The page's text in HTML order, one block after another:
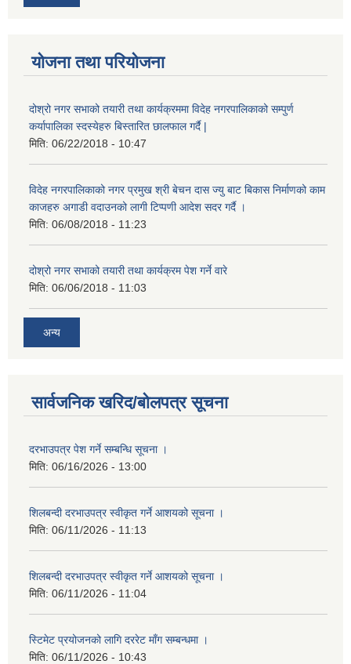
योजना तथा परियोजना
दोश्रो नगर सभाको तयारी तथा कार्यक्रममा विदेह नगरपालिकाको सम्पुर्ण
कर्यापालिका स्दस्येहरु बिस्तारित छालफाल गर्दै |
मिति: 06/22/2018 - 10:47
विदेह नगरपालिकाको नगर प्रमुख श्री बेचन दास ज्यु बाट बिकास निर्माणको काम
काजहरु अगाडी वदाउनको लागी टिप्पणी आदेश सदर गर्दै ।
मिति: 06/08/2018 - 11:23
दोश्रो नगर सभाको तयारी तथा कार्यक्रम पेश गर्ने वारे
मिति: 06/06/2018 - 11:03
अन्य
सार्वजनिक खरिद/बोलपत्र सूचना
दरभाउपत्र पेश गर्ने सम्बन्धि सूचना ।
मिति: 06/16/2026 - 13:00
शिलबन्दी दरभाउपत्र स्वीकृत गर्ने आशयको सूचना ।
मिति: 06/11/2026 - 11:13
शिलबन्दी दरभाउपत्र स्वीकृत गर्ने आशयको सूचना ।
मिति: 06/11/2026 - 11:04
स्टिमेट प्रयोजनको लागि दररेट माँग सम्बन्धमा ।
मिति: 06/11/2026 - 10:43